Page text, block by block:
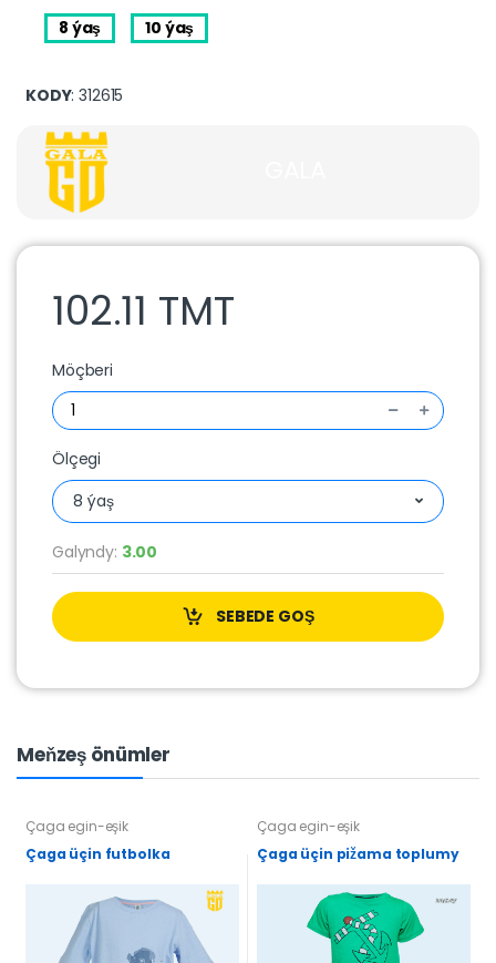
8 ýaş
10 ýaş
KODY: 312615
102.11 TMT
Möçberi
Ölçegi
8 ýaş
Galyndy: 3.00
SEBEDE GOŞ
Meňzeş önümler
Çaga egin-eşik
Çaga üçin futbolka
Çaga egin-eşik
Çaga üçin pižama toplumy